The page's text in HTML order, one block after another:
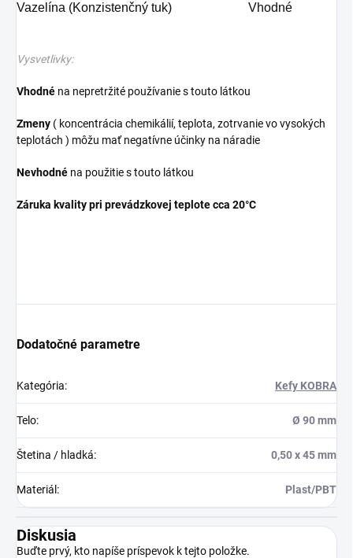
Vazelína (Konzistenčný tuk)
Vhodné
Vysvetlivky:
Vhodné na nepretržité používanie s touto látkou
Zmeny ( koncentrácia chemikálií, teplota, zotrvanie vo vysokých
teplotách ) môžu mať negatívne účinky na náradie
Nevhodné na použitie s touto látkou
Záruka kvality pri prevádzkovej teplote cca 20°C
Dodatočné parametre
Kategória: Kefy KOBRA
Telo: Ø 90 mm
Štetina / hladká: 0,50 x 45 mm
Materiál : Plast/PBT
Diskusia
Buďte prvý, kto napíše príspevok k tejto položke.